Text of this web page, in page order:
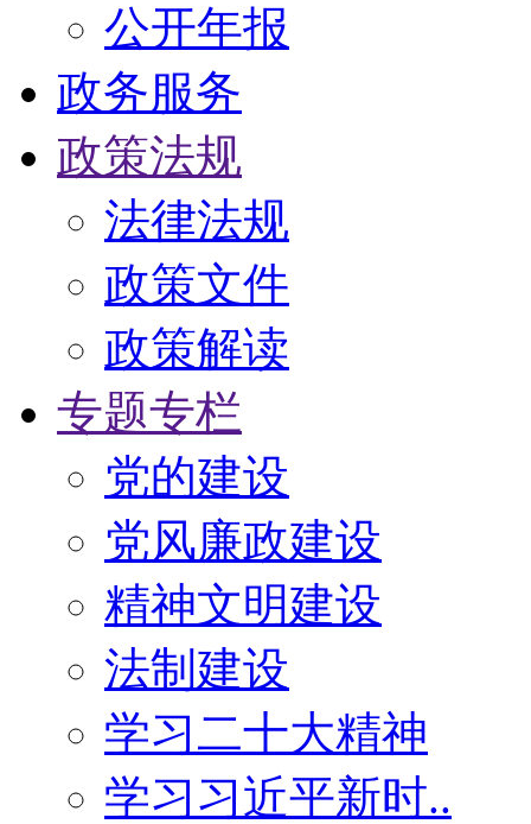
公开年报
政务服务
政策法规
法律法规
政策文件
政策解读
专题专栏
党的建设
党风廉政建设
精神文明建设
法制建设
学习二十大精神
学习习近平新时..